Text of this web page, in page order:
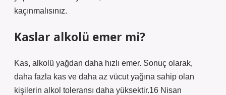
kaçınmalısınız.
Kaslar alkolü emer mi?
Kas, alkolü yağdan daha hızlı emer. Sonuç olarak,
daha fazla kas ve daha az vücut yağına sahip olan
kişilerin alkol toleransı daha yüksektir.16 Nisan